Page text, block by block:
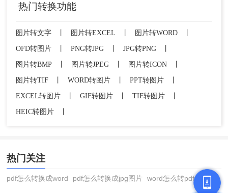
热门转换功能
图片转文字 图片转EXCEL 图片转WORD
OFD转图片
PNG转JPG JPG转PNG
图片转BMP
图片转JPEG 图片转ICON
图片转TIF
WORD转图片 PPT转图片
EXCEL转图片
GIF转图片 TIF转图片
HEIC转图片
丨
热门关注
pdf怎么转换成word pdf怎么转换成jpg图片 word怎么转pdf